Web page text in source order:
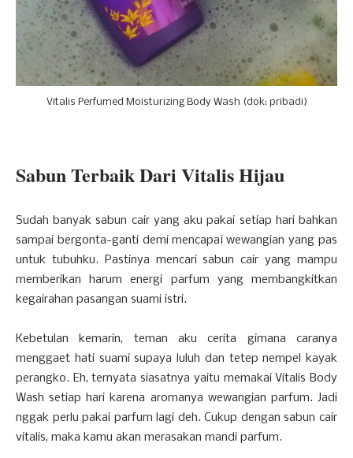
Vitalis Perfumed Moisturizing Body Wash (dok: pribadi)
Sabun Terbaik Dari Vitalis Hijau
Sudah banyak sabun cair yang aku pakai setiap hari bahkan
sampai bergonta-ganti demi mencapai wewangian yang pas
untuk tubuhku. Pastinya mencari sabun cair yang mampu
memberikan harum energi parfum yang membangkitkan
kegairahan pasangan suami istri.
Kebetulan kemarin, teman aku cerita gimana caranya
menggaet hati suami supaya luluh dan tetep nempel kayak
perangko. Eh, ternyata siasatnya yaitu memakai Vitalis Body
Wash setiap hari karena aromanya wewangian parfum. Jadi
nggak perlu pakai parfum lagi deh. Cukup dengan sabun cair
vitalis, maka kamu akan merasakan mandi parfum.